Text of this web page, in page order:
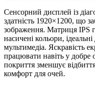
Сенсорний дисплей із
здатність 1920×1200, що
зображення. Матриця IPS
насичені кольори,
мультимедіа. Яскравість
працювати навіть у добре
покриття зменшує
комфорт для очей.